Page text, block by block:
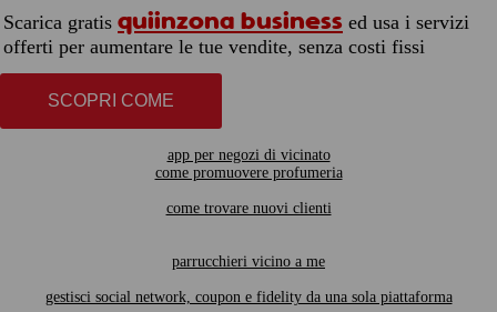
Scarica gratis quiinzona business ed usa i servizi
offerti per aumentare le tue vendite, senza costi fissi
SCOPRI COME
app per negozi di vicinato
come promuovere profumeria
come trovare nuovi clienti
parrucchieri vicino a me
gestisci social network, coupon e fidelity da una sola piattaforma